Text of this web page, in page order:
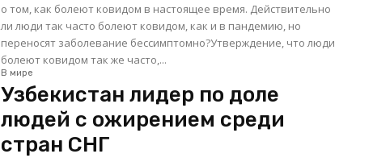
о том, как болеют ковидом в настоящее время. Действительно
ли люди так часто болеют ковидом, как и в пандемию, но
переносят заболевание бессимптомно?Утверждение, что люди
болеют ковидом так же часто,...
В мире
Узбекистан лидер по доле
людей с ожирением среди
стран СНГ